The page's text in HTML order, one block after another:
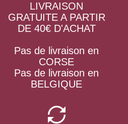
LIVRAISON
GRATUITE A PARTIR
DE 40€ D'ACHAT
Pas de livraison en
CORSE
Pas de livraison en
BELGIQUE